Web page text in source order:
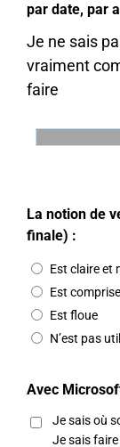
par date, par
Je ne sais
vraiment
faire
La notion de
finale) :
Est claire et
Est
Est floue
N’est pas
Avec
Je sais où
Je sais